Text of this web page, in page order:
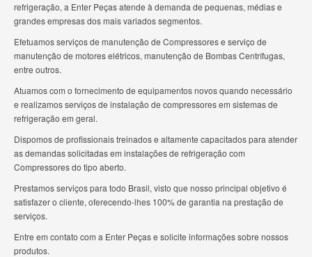
refrigeração, a Enter Peças atende à demanda de pequenas, médias e
grandes empresas dos mais variados segmentos.
Efetuamos serviços de manutenção de Compressores e serviço de
manutenção de motores elétricos, manutenção de Bombas Centrífugas,
entre outros.
Atuamos com o fornecimento de equipamentos novos quando necessário
e realizamos serviços de instalação de compressores em sistemas de
refrigeração em geral.
Dispomos de profissionais treinados e altamente capacitados para atender
as demandas solicitadas em instalações de refrigeração com
Compressores do tipo aberto.
Prestamos serviços para todo Brasil, visto que nosso principal objetivo é
satisfazer o cliente, oferecendo-lhes 100% de garantia na prestação de
serviços.
Entre em contato com a Enter Peças e solicite informações sobre nossos
produtos.